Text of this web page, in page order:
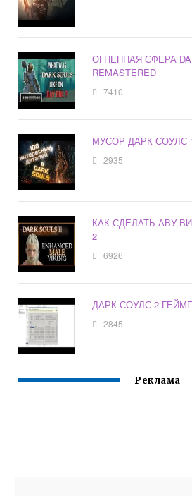
ОГНЕННАЯ СФЕРА
REMASTERED
7410
МУСОР ДАРК СОУЛС
2935
КАК СДЕЛАТЬ АВУ
2
6926
ДАРК СОУЛС 2
2845
Реклама